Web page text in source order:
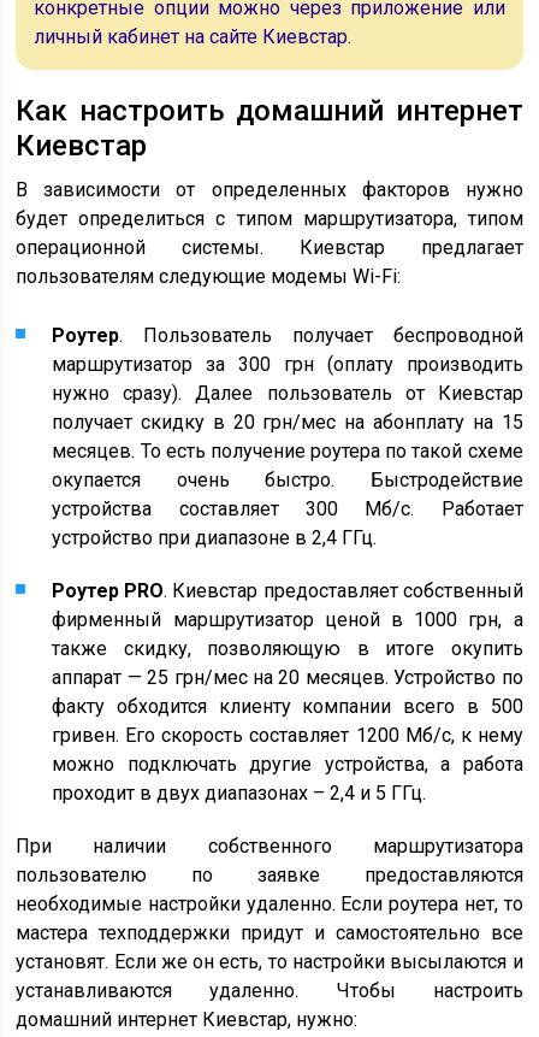
конкретные опции можно через приложение или
личный кабинет на сайте Киевстар.
Как настроить домашний интернет
Киевстар
В зависимости от определенных факторов нужно
будет определиться с типом маршрутизатора, типом
операционной системы. Киевстар предлагает
пользователям следующие модемы Wi-Fi:
Роутер. Пользователь получает беспроводной
маршрутизатор за 300 грн (оплату производить
нужно сразу). Далее пользователь от Киевстар
получает скидку в 20 грн/мес на абонплату на 15
месяцев. То есть получение роутера по такой схеме
окупается очень быстро. Быстродействие
устройства составляет 300 Мб/с. Работает
устройство при диапазоне в 2,4 ГГц.
Роутер PRO. Киевстар предоставляет собственный
фирменный маршрутизатор ценой в 1000 грн, а
также скидку, позволяющую в итоге окупить
аппарат — 25 грн/мес на 20 месяцев. Устройство по
факту обходится клиенту компании всего в 500
гривен. Его скорость составляет 1200 Мб/с, к нему
можно подключать другие устройства, а работа
проходит в двух диапазонах – 2,4 и 5 ГГц.
При наличии собственного маршрутизатора
пользователю по заявке предоставляются
необходимые настройки удаленно. Если роутера нет, то
мастера техподдержки придут и самостоятельно все
установят. Если же он есть, то настройки высылаются и
устанавливаются удаленно. Чтобы настроить
домашний интернет Киевстар, нужно: